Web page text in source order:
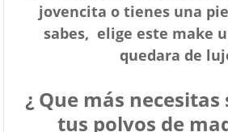
jovencita o tienes una
sabes, elige este make
quedara de
¿ Que más
tus polvos de